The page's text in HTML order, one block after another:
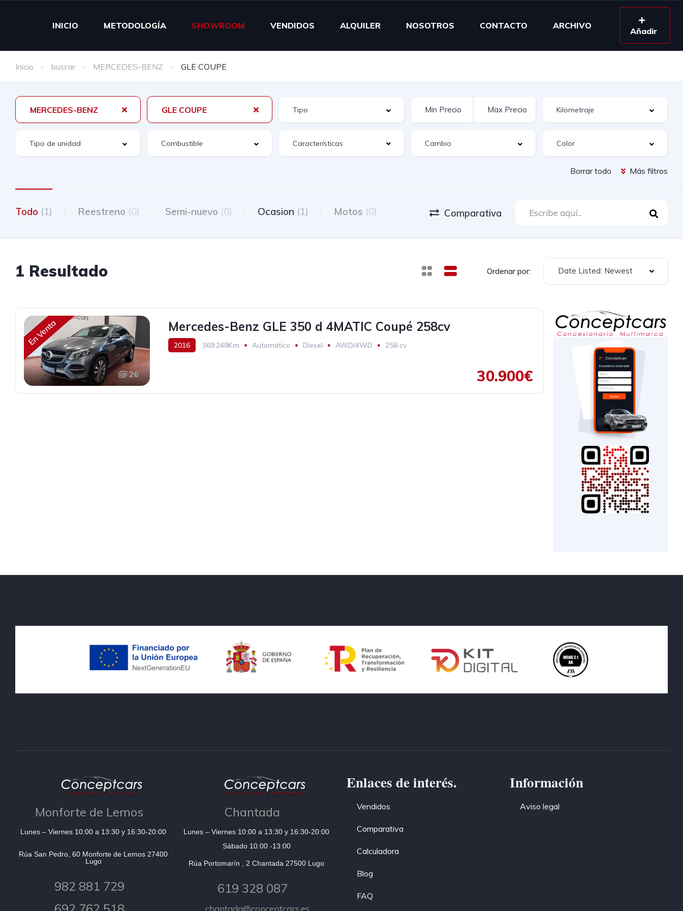
INICIO METODOLOGÍA SHOWROOM VENDIDOS ALQUILER NOSOTROS CONTACTO ARCHIVO
Añadir
Inicio buscar MERCEDES-BENZ GLE COUPE
MERCEDES-BENZ GLE COUPE
Características
Borrar todo Más filtros
Todo (1) Reestreno (0) Semi-nuevo (0) Ocasion (1) Motos (0) Comparativa
1 Resultado Ordenar por: Date Listed: Newest
En Venta
26
Mercedes-Benz GLE 350 d 4MATIC Coupé 258cv
2016 369.248Km Automático Diesel AWD/4WD
258 cv
30.900€
Monforte de Lemos
Lunes – Viernes 10:00 a 13:30 y 16:30-20:00
Rúa San Pedro, 60 Monforte de Lemos 27400
Lugo
982 881 729
Chantada
Lunes – Viernes 10:00 a 13:30 y 16:30-20:00
Sábado 10:00 -13:00
Rúa Portomarín , 2 Chantada 27500 Lugo
619 328 087
chantada@conceptcars.es
Enlaces de interés.
Vendidos
Comparativa
Calculadora
Blog
FAQ
Información
Aviso legal